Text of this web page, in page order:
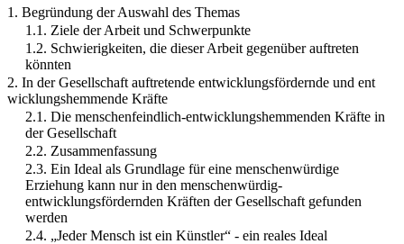
1. Begründung der Auswahl des Themas
1.1. Ziele der Arbeit und Schwerpunkte
1.2. Schwierigkeiten, die dieser Arbeit gegenüber auftreten
könnten
2. In der Gesellschaft auftretende entwicklungsfördernde und ent
wicklungshemmende Kräfte
2.1. Die menschenfeindlich-entwicklungshemmenden Kräfte in
der Gesellschaft
2.2. Zusammenfassung
2.3. Ein Ideal als Grundlage für eine menschenwürdige
Erziehung kann nur in den menschenwürdig-
entwicklungsfördernden Kräften der Gesellschaft gefunden
werden
2.4. „Jeder Mensch ist ein Künstler“ - ein reales Ideal